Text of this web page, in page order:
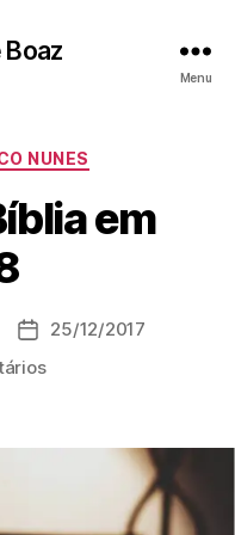
Boaz
Menu
NUNES
em
D 25/12/2017
e
e